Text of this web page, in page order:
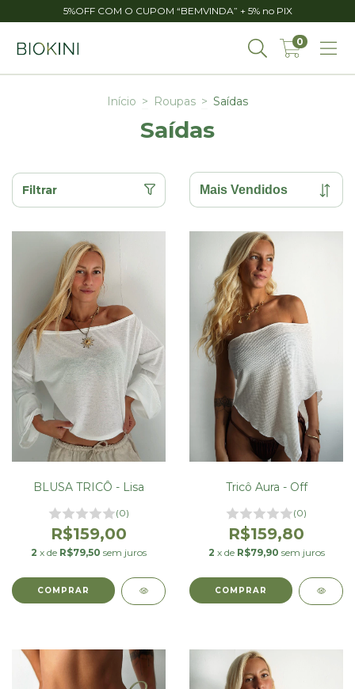
5%OFF COM O CUPOM “BEMVINDA” + 5% no PIX
0
Início > Roupas > Saídas
Saídas
Filtrar
BLUSA TRICÔ - Lisa
(0)
R$159,00
2 x de R$79,50 sem juros
Tricô Aura - Off
(0)
R$159,80
2 x de R$79,90 sem juros